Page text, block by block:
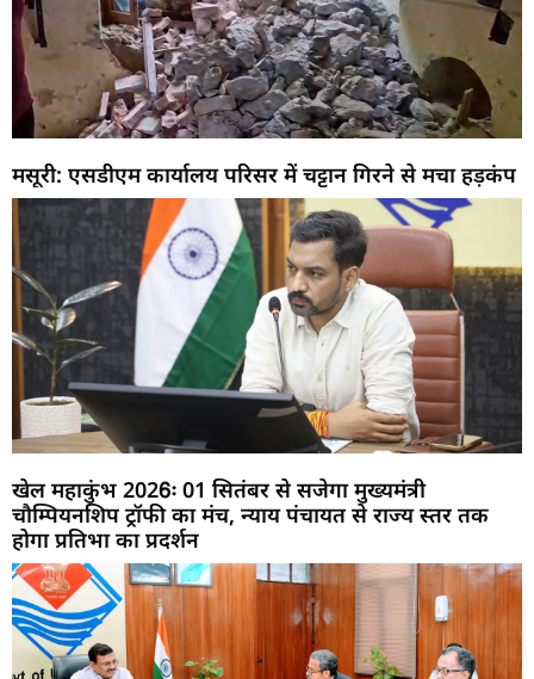
मसूरी: एसडीएम कार्यालय परिसर में चट्टान गिरने से मचा हड़कंप
खेल महाकुंभ 2026ः 01 सितंबर से सजेगा मुख्यमंत्री
चौम्पियनशिप ट्रॉफी का मंच, न्याय पंचायत से राज्य स्तर तक
होगा प्रतिभा का प्रदर्शन